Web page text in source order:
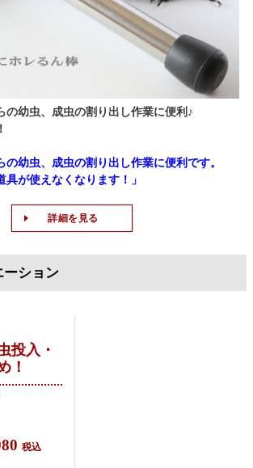
の幼虫、成虫の割り出し作業に便利♪
の幼虫、成虫の割り出し作業に便利です。
具が使えなくなります！」
詳細を見る
ーション
投入・
！
税込